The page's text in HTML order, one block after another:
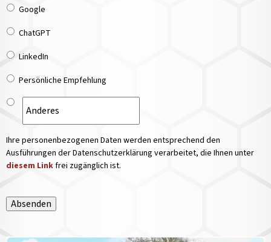
Google
ChatGPT
LinkedIn
Persönliche Empfehlung
Ihre personenbezogenen Daten werden entsprechend den
Ausführungen der Datenschutzerklärung verarbeitet, die Ihnen unter
diesem Linkfrei zugänglich ist.
Absenden